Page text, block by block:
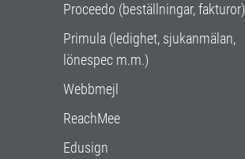
Proceedo (beställningar, fakturor)
Primula (ledighet, sjukanmälan,
lönespec m.m.)
Webbmejl
ReachMee
Edusign